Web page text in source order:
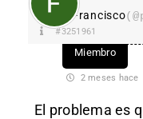
Francisco
#3251961
Miembro
2 meses hace
El problema es